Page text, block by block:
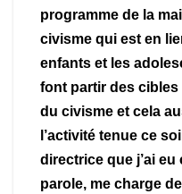
programme de la
civisme qui est en
enfants et les
font partir des
du civisme et cela
l’activité tenue ce
directrice que j’ai
parole, me charge